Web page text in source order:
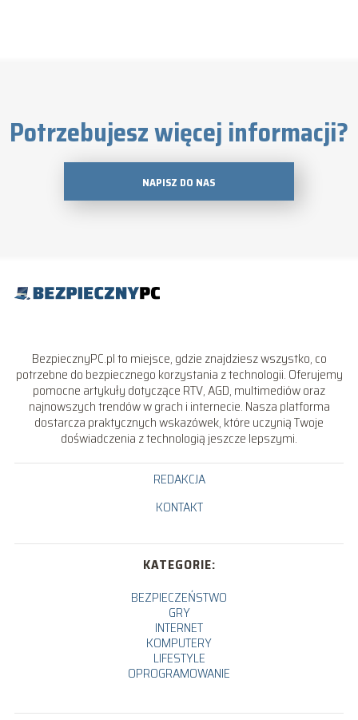
Potrzebujesz więcej informacji?
NAPISZ DO NAS
BezpiecznyPC.pl to miejsce, gdzie znajdziesz wszystko, co
potrzebne do bezpiecznego korzystania z technologii. Oferujemy
pomocne artykuły dotyczące RTV, AGD, multimediów oraz
najnowszych trendów w grach i internecie. Nasza platforma
dostarcza praktycznych wskazówek, które uczynią Twoje
doświadczenia z technologią jeszcze lepszymi.
REDAKCJA
KONTAKT
KATEGORIE:
BEZPIECZEŃSTWO
GRY
INTERNET
KOMPUTERY
LIFESTYLE
OPROGRAMOWANIE